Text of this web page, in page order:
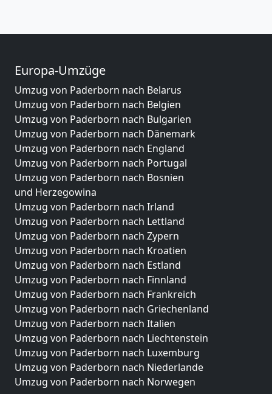
Europa-Umzüge
Umzug von Paderborn nach Belarus
Umzug von Paderborn nach Belgien
Umzug von Paderborn nach Bulgarien
Umzug von Paderborn nach Dänemark
Umzug von Paderborn nach England
Umzug von Paderborn nach Portugal
Umzug von Paderborn nach Bosnien
und Herzegowina
Umzug von Paderborn nach Irland
Umzug von Paderborn nach Lettland
Umzug von Paderborn nach Zypern
Umzug von Paderborn nach Kroatien
Umzug von Paderborn nach Estland
Umzug von Paderborn nach Finnland
Umzug von Paderborn nach Frankreich
Umzug von Paderborn nach Griechenland
Umzug von Paderborn nach Italien
Umzug von Paderborn nach Liechtenstein
Umzug von Paderborn nach Luxemburg
Umzug von Paderborn nach Niederlande
Umzug von Paderborn nach Norwegen